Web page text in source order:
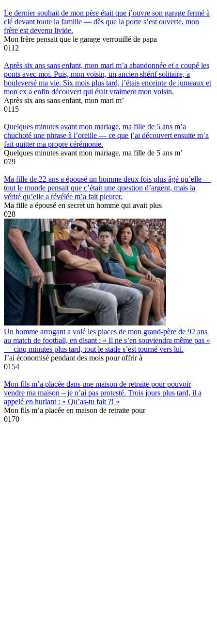
Le dernier souhait de mon père était que j’ouvre son garage fermé à
clé devant toute la famille — dès que la porte s’est ouverte, mon
frère est devenu livide.
Mon frère pensait que le garage verrouillé de papa
0112
Après six ans sans enfant, mon mari m’a abandonnée et a coupé les
ponts avec moi. Puis, mon voisin, un ancien shérif solitaire, a
bouleversé ma vie. Six mois plus tard, j’étais enceinte de jumeaux et
mon ex a enfin découvert qui était vraiment mon voisin.
Après six ans sans enfant, mon mari m’
0115
Quelques minutes avant mon mariage, ma fille de 5 ans m’a
chuchoté une phrase à l’oreille — ce que j’ai découvert ensuite m’a
fait quitter ma propre cérémonie.
Quelques minutes avant mon mariage, ma fille de 5 ans m’
079
Ma fille de 22 ans a épousé un homme deux fois plus âgé qu’elle —
tout le monde pensait que c’était une question d’argent, mais la
vérité qu’elle a révélée m’a fait pleurer.
Ma fille a épousé en secret un homme qui avait plus
028
Un homme arrogant a volé les places de mon grand-père de 92 ans
au match de football, en disant : « Il ne s’en souviendra même pas »
— cinq minutes plus tard, tout le stade s’est tourné vers lui.
J’ai économisé pendant des mois pour offrir à
0154
Mon fils m’a placée dans une maison de retraite pour pouvoir
vendre ma maison – je n’ai pas protesté. Trois jours plus tard, il a
appelé en hurlant : « Qu’as-tu fait ?! »
Mon fils m’a placée en maison de retraite pour
0170